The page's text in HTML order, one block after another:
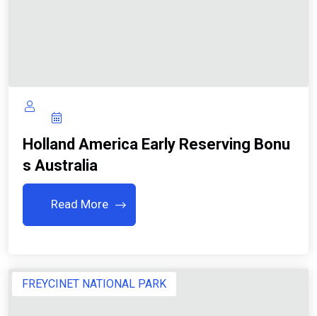
Holland America Early Reserving Bonu
S Australia
Read More
FREYCINET NATIONAL PARK